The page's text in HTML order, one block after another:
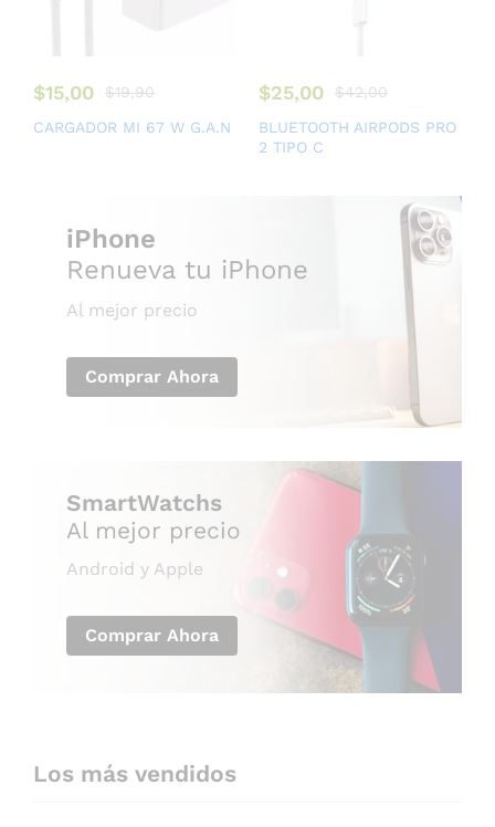
$15,00 $19,90
CARGADOR MI 67 W G.A.N
$25,00 $42,00
BLUETOOTH AIRPODS PRO
2 TIPO C
iPhone
Renueva tu iPhone
Al mejor precio
Comprar Ahora
SmartWatchs
Al mejor precio
Android y Apple
Comprar Ahora
Los más vendidos